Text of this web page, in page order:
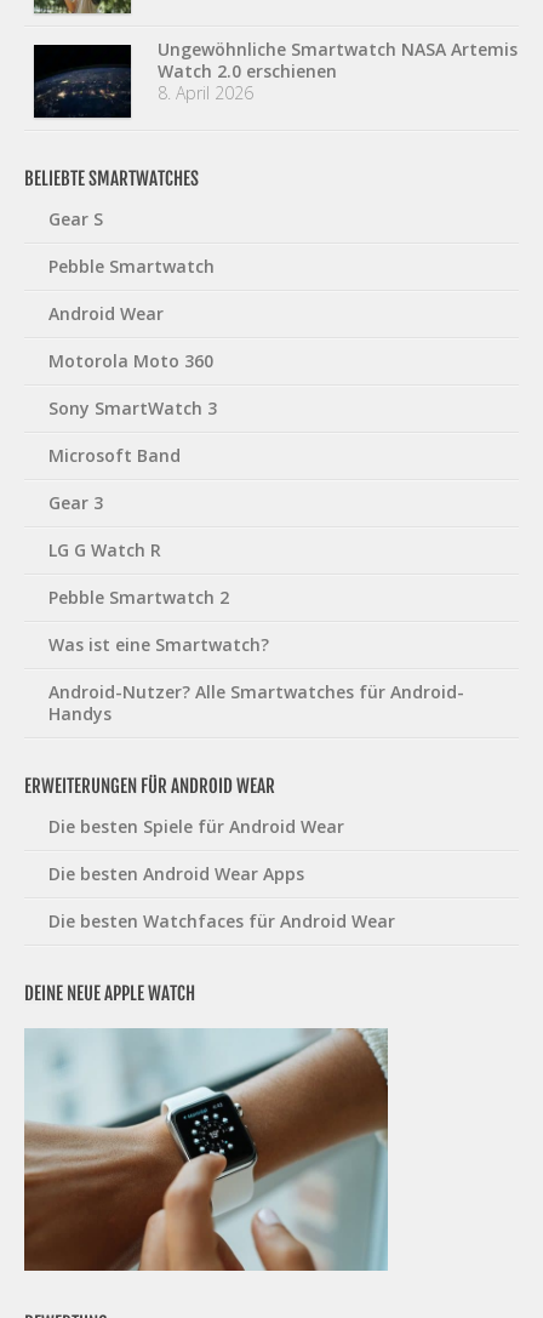
Ungewöhnliche Smartwatch NASA Artemis
Watch 2.0 erschienen
8. April 2026
BELIEBTE SMARTWATCHES
Gear S
Pebble Smartwatch
Android Wear
Motorola Moto 360
Sony SmartWatch 3
Microsoft Band
Gear 3
LG G Watch R
Pebble Smartwatch 2
Was ist eine Smartwatch?
Android-Nutzer? Alle Smartwatches für Android-
Handys
ERWEITERUNGEN FÜR ANDROID WEAR
Die besten Spiele für Android Wear
Die besten Android Wear Apps
Die besten Watchfaces für Android Wear
DEINE NEUE APPLE WATCH